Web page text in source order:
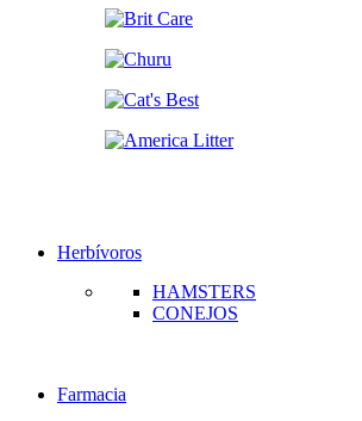
Herbívoros
HAMSTERS
CONEJOS
Farmacia